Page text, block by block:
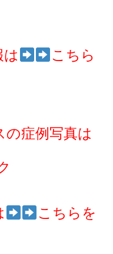
は こちら
の症例写真は
こちらを